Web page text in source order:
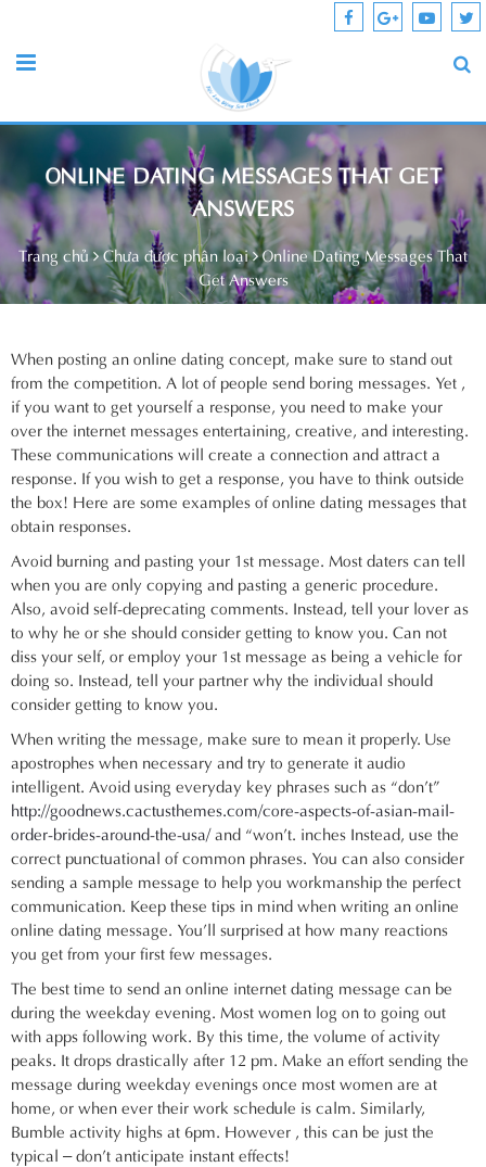
ONLINE DATING MESSAGES THAT GET
ANSWERS
Trang chủ Chưa được phân loại Online Dating Messages That
Get Answers
When posting an online dating concept, make sure to stand out
from the competition. A lot of people send boring messages. Yet ,
if you want to get yourself a response, you need to make your
over the internet messages entertaining, creative, and interesting.
These communications will create a connection and attract a
response. If you wish to get a response, you have to think outside
the box! Here are some examples of online dating messages that
obtain responses.
Avoid burning and pasting your 1st message. Most daters can tell
when you are only copying and pasting a generic procedure.
Also, avoid self-deprecating comments. Instead, tell your lover as
to why he or she should consider getting to know you. Can not
diss your self, or employ your 1st message as being a vehicle for
doing so. Instead, tell your partner why the individual should
consider getting to know you.
When writing the message, make sure to mean it properly. Use
apostrophes when necessary and try to generate it audio
intelligent. Avoid using everyday key phrases such as “don’t”
http://goodnews.cactusthemes.com/core-aspects-of-asian-mail-
order-brides-around-the-usa/and “won’t. inches Instead, use the
correct punctuational of common phrases. You can also consider
sending a sample message to help you workmanship the perfect
communication. Keep these tips in mind when writing an online
online dating message. You’ll surprised at how many reactions
you get from your first few messages.
The best time to send an online internet dating message can be
during the weekday evening. Most women log on to going out
with apps following work. By this time, the volume of activity
peaks. It drops drastically after 12 pm. Make an effort sending the
message during weekday evenings once most women are at
home, or when ever their work schedule is calm. Similarly,
Bumble activity highs at 6pm. However , this can be just the
typical – don’t anticipate instant effects!